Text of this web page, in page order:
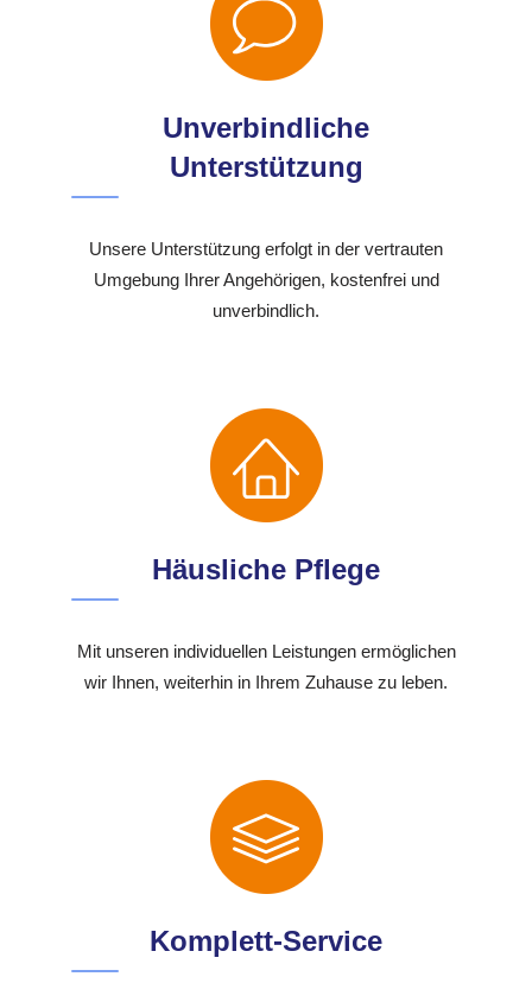
Unverbindliche
Unterstützung
Unsere Unterstützung erfolgt in der vertrauten
Umgebung Ihrer Angehörigen, kostenfrei und
unverbindlich.
Häusliche Pflege
Mit unseren individuellen Leistungen ermöglichen
wir Ihnen, weiterhin in Ihrem Zuhause zu leben.
Komplett-Service